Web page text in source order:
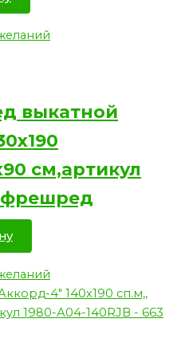
выкатной
см,артикул
фрешред